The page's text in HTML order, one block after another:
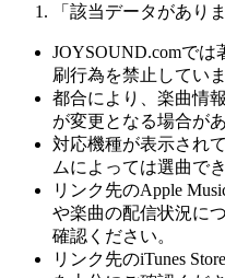
「該当データがあり
JOYSOUND.comで
刷行為を禁止していま
都合により、楽曲情
が変更となる場合が
対応機種が表示され
ムによっては選曲で
リンク先のApple
や楽曲の配信状況に
確認ください。
リンク先のiTunes